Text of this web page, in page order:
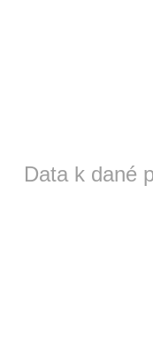
Data k dané